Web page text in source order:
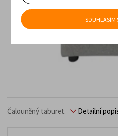
Čalouněný taburet. Detailní
SOUHLASÍM